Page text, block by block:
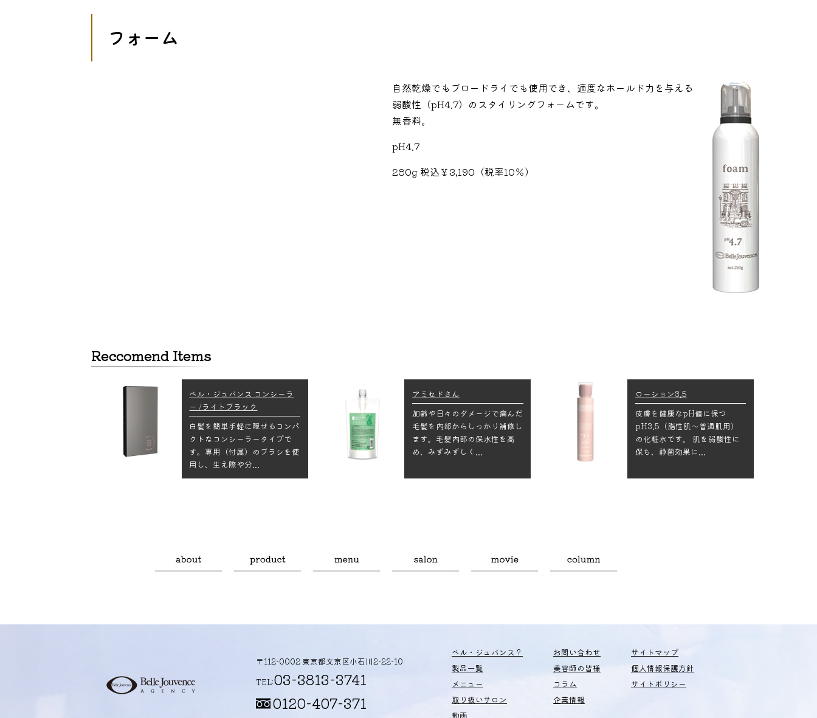
フォーム
自然乾燥でもブロードライでも使用でき、適度なホールド力を与える
弱酸性（pH4.7）のスタイリングフォームです。
無香料。
pH4.7
280g 税込￥3,190（税率10％）
Reccomend Items
ベル・ジュバンス コンシーラ
ー /ライトブラック
白髪を簡単手軽に隠せるコンパ
クトなコンシーラータイプで
す。専用（付属）のブラシを使
用し、生え際や分...
アミセドさん
加齢や日々のダメージで痛んだ
毛髪を内部からしっかり補修し
ます。毛髪内部の保水性を高
め、みずみずしく...
ローション3.5
皮膚を健康なpH値に保つ
pH3.5（脂性肌～普通肌用）
の化粧水です。 肌を弱酸性に
保ち、静菌効果に...
〒112-0002 東京都文京区小石川2-22-10
TEL:03-3813-3741
0120-407-371
ベル・ジュバンス？
製品一覧
メニュー
取り扱いサロン
動画
お問い合わせ
美容師の皆様
コラム
企業情報
サイトマップ
個人情報保護方針
サイトポリシー